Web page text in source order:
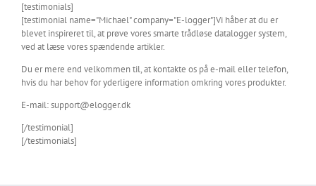
[testimonials]
[testimonial name="Michael" company="E-logger"]Vi håber at du er
blevet inspireret til, at prøve vores smarte trådløse datalogger system,
ved at læse vores spændende artikler.
Du er mere end velkommen til, at kontakte os på e-mail eller telefon,
hvis du har behov for yderligere information omkring vores produkter.
E-mail: support@elogger.dk
[/testimonial]
[/testimonials]